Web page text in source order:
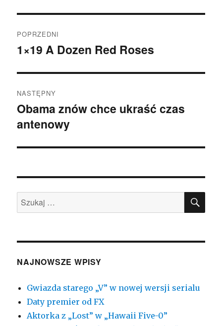
wpisy
POPRZEDNI
Poprzedni
1×19 A Dozen Red Roses
NASTĘPNY
Następny
wpis:
Obama znów chce ukraść czas
antenowy
Szukaj:
NAJNOWSZE WPISY
Gwiazda starego „V” w nowej wersji serialu
Daty premier od FX
Aktorka z „Lost” w „Hawaii Five-0”